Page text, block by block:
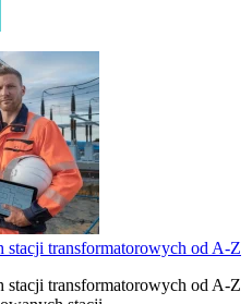
transformatorowych od A-Z
transformatorowych od A-Z